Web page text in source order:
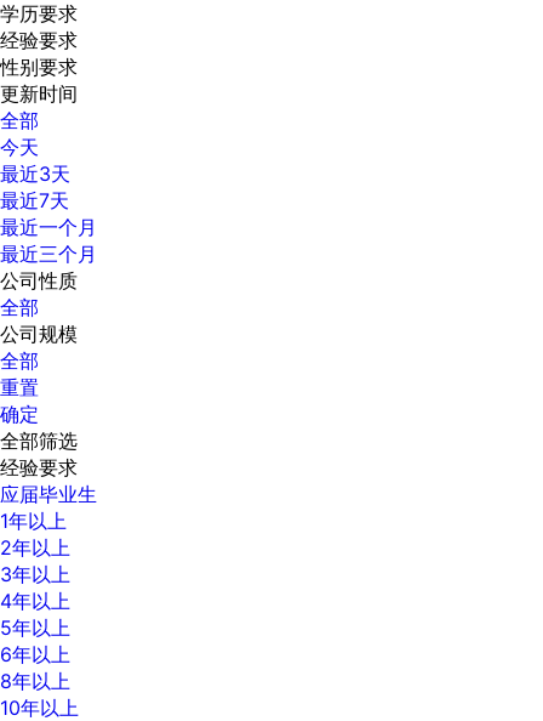
学历要求
经验要求
性别要求
更新时间
全部
今天
最近3天
最近7天
最近一个月
最近三个月
公司性质
全部
公司规模
全部
重置
确定
全部筛选
经验要求
应届毕业生
1年以上
2年以上
3年以上
4年以上
5年以上
6年以上
8年以上
10年以上